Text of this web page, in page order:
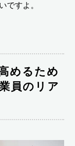
ですよ。
めるため
員のリア